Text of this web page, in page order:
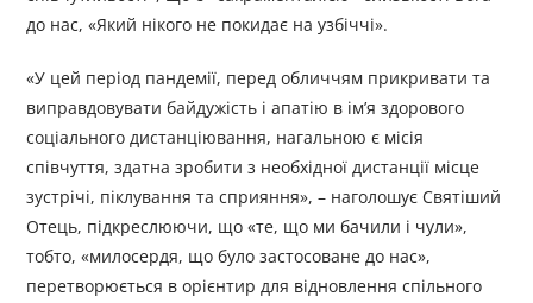
до нас, «Який нікого не покидає на узбіччі».
«У цей період пандемії, перед обличчям прикривати та
виправдовувати байдужість і апатію в ім’я здорового
соціального дистанціювання, нагальною є місія
співчуття, здатна зробити з необхідної дистанції місце
зустрічі, піклування та сприяння», – наголошує Святіший
Отець, підкреслюючи, що «те, що ми бачили і чули»,
тобто, «милосердя, що було застосоване до нас»,
перетворюється в орієнтир для відновлення спільного